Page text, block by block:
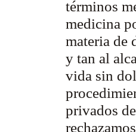
términos
medicina
materia de
y tan al
vida sin
privados